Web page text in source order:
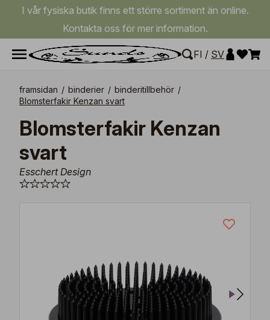
I vår fysiska butik finns ett större sortiment än online.
Kontakta oss för mer information.
FI / SV
framsidan / binderier / binderitillbehör /
Blomsterfakir Kenzan svart
Blomsterfakir Kenzan
svart
Esschert Design